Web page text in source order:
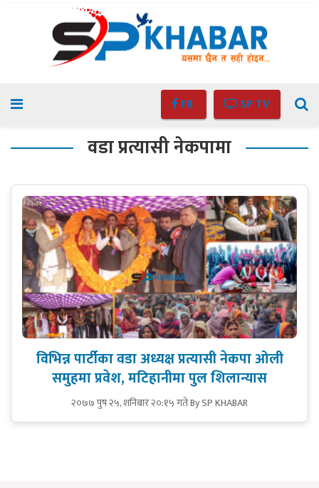
FB SP TV
वडा प्रत्यासी नेकपामा
विभिन्न पार्टीका वडा अध्यक्ष प्रत्यासी नेकपा ओली
समुहमा प्रवेश, मटिहानीमा पुल शिलान्यास
२०७७ पुष २५, शनिबार २०:१५ गतेBy SP KHABAR